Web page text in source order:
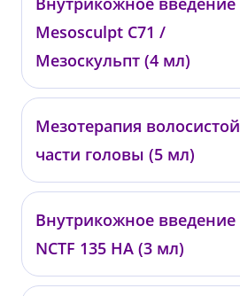
00898
от 50 000 ₽
Mesosculpt C71 /
Мезоскульпт (4 мл)
от 62 000 ₽
Мезотерапия волосистой
части головы (5 мл)
001447
от 6 200 ₽
Внутрикожное введение
NCTF 135 HA (3 мл)